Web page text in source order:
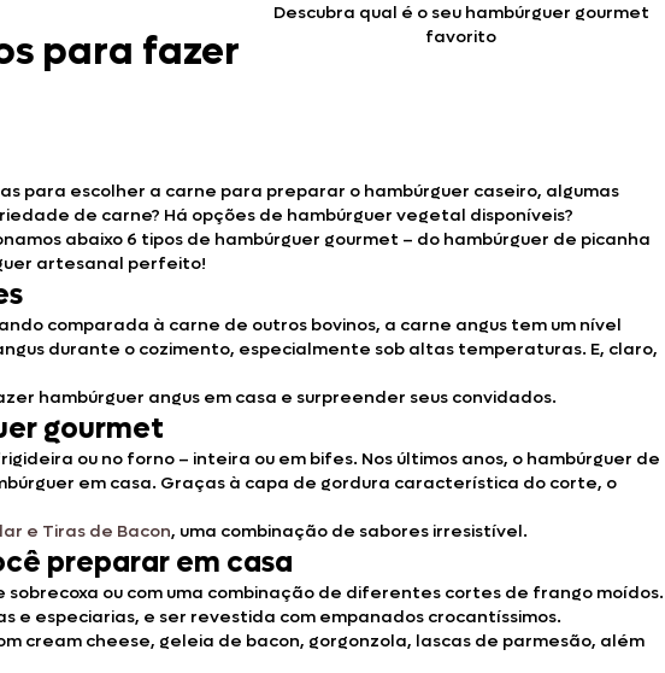
para fazer
Descubra qual é o seu hambúrguer gourmet
favorito
para escolher a carne para preparar o hambúrguer caseiro, algumas
de carne? Há opções de hambúrguer vegetal disponíveis?
abaixo 6 tipos de hambúrguer gourmet – do hambúrguer de picanha
artesanal perfeito!
comparada à carne de outros bovinos, a carne angus tem um nível
durante o cozimento, especialmente sob altas temperaturas. E, claro,
hambúrguer angus em casa e surpreender seus convidados.
gourmet
ou no forno – inteira ou em bifes. Nos últimos anos, o hambúrguer de
em casa. Graças à capa de gordura característica do corte, o
e Tiras de Bacon, uma combinação de sabores irresistível.
preparar em casa
ou com uma combinação de diferentes cortes de frango moídos.
e especiarias, e ser revestida com empanados crocantíssimos.
cream cheese, geleia de bacon, gorgonzola, lascas de parmesão, além